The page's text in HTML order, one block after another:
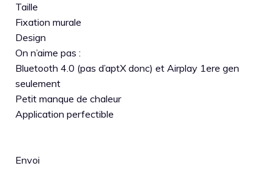
Taille
Fixation murale
Design
On n’aime pas :
Bluetooth 4.0 (pas d’aptX donc) et Airplay 1ere gen
seulement
Petit manque de chaleur
Application perfectible
Envoi